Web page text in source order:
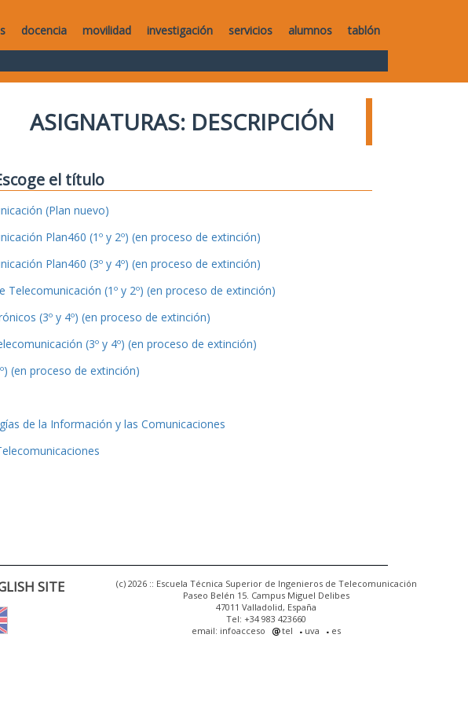
docencia movilidad investigación servicios alumnos tablón
ASIGNATURAS: DESCRIPCIÓN
el título
(Plan nuevo)
Plan460 (1º y 2º) (en proceso de extinción)
Plan460 (3º y 4º) (en proceso de extinción)
(1º y 2º) (en proceso de extinción)
(3º y 4º) (en proceso de extinción)
(3º y 4º) (en proceso de extinción)
(en proceso de extinción)
de la Información y las Comunicaciones
SITE
(c) 2026 :: Escuela Técnica Superior de Ingenieros de Telecomunicación
Paseo Belén 15. Campus Miguel Delibes
47011 Valladolid, España
Tel: +34 983 423660
email: infoacceso
tel uva es